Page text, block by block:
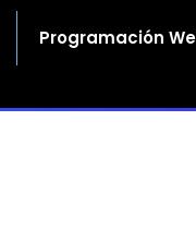
Programación